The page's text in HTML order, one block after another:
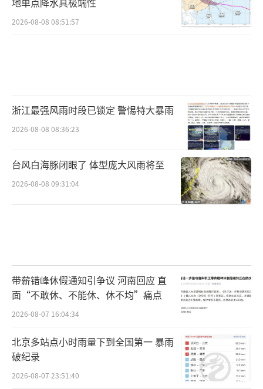
2026-08-08 08:51:57
浙江最强风雨时段已锁定 警惕特大暴雨
2026-08-08 08:36:23
台风白海豚闭眼了 体型庞大风雨将至
2026-08-08 09:31:04
带薪错峰休假通知引争议 河南回应 直
面“不敢休、不能休、休不均”痛点
2026-08-07 16:04:34
北京多站点小时雨量下到全国第一 暴雨
破纪录
2026-08-07 23:51:40